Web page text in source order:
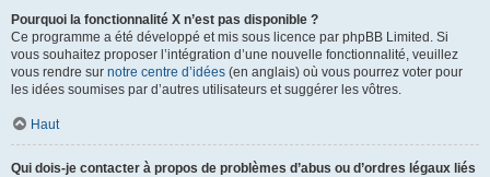
Pourquoi la fonctionnalité X n’est pas disponible ?
Ce programme a été développé et mis sous licence par phpBB Limited. Si
vous souhaitez proposer l’intégration d’une nouvelle fonctionnalité, veuillez
vous rendre sur notre centre d’idées (en anglais) où vous pourrez voter pour
les idées soumises par d’autres utilisateurs et suggérer les vôtres.
Haut
Qui dois-je contacter à propos de problèmes d’abus ou d’ordres légaux liés